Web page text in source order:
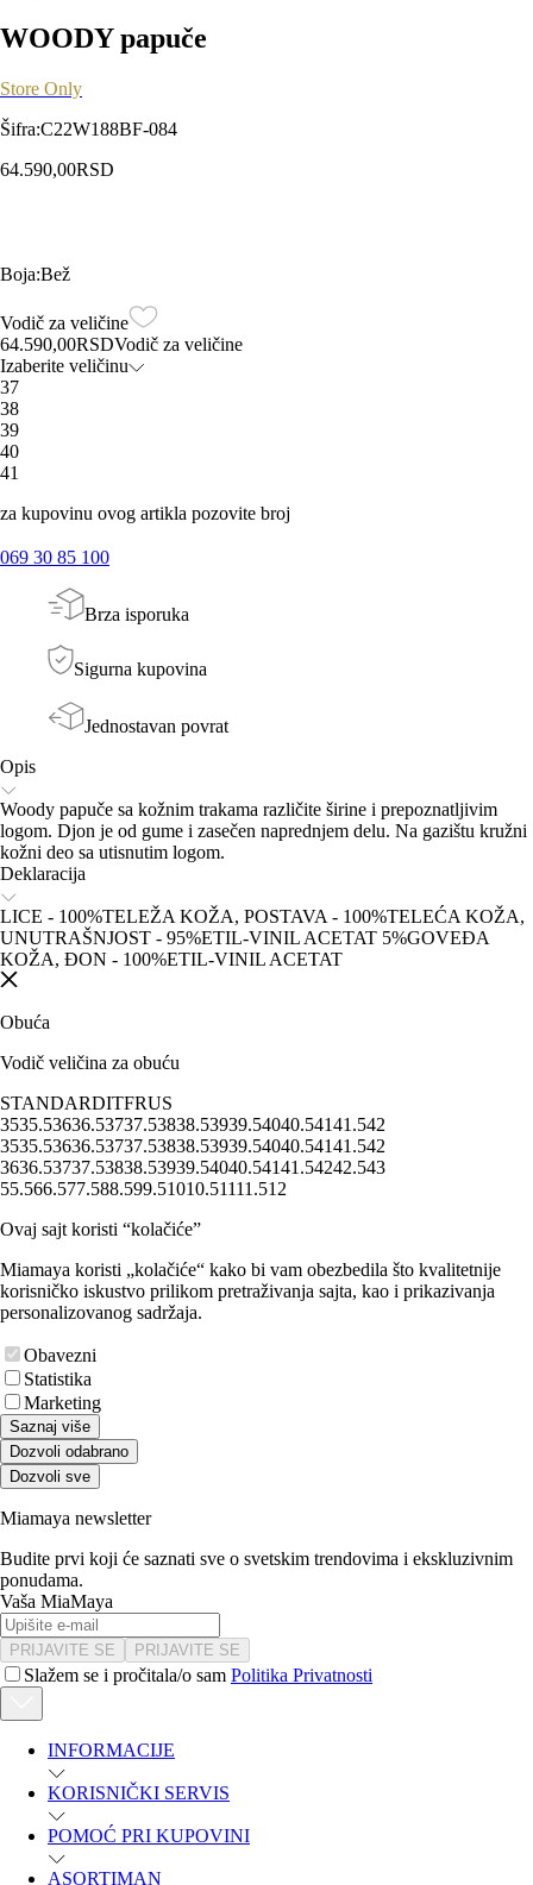
WOODY papuče
Store Only
Šifra:C22W188BF-084
64.590,00RSD
Boja:Bež
Vodič za veličine
64.590,00RSDVodič za veličine
Izaberite veličinu
37
38
39
40
41
za kupovinu ovog artikla pozovite broj
069 30 85 100
Brza isporuka
Sigurna kupovina
Jednostavan povrat
Opis
Woody papuče sa kožnim trakama različite širine i prepoznatljivim
logom. Djon je od gume i zasečen naprednjem delu. Na gazištu kružni
kožni deo sa utisnutim logom.
Deklaracija
LICE - 100%TELEŽA KOŽA, POSTAVA - 100%TELEĆA KOŽA,
UNUTRAŠNJOST - 95%ETIL-VINIL ACETAT 5%GOVEĐA
KOŽA, ĐON - 100%ETIL-VINIL ACETAT
Obuća
Vodič veličina za obuću
STANDARDITFRUS
3535.53636.53737.53838.53939.54040.54141.542
3535.53636.53737.53838.53939.54040.54141.542
3636.53737.53838.53939.54040.54141.54242.543
55.566.577.588.599.51010.51111.512
Ovaj sajt koristi “kolačiće”
Miamaya koristi „kolačiće“ kako bi vam obezbedila što kvalitetnije
korisničko iskustvo prilikom pretraživanja sajta, kao i prikazivanja
personalizovanog sadržaja.
Obavezni
Statistika
Marketing
Saznaj više
Dozvoli odabrano
Dozvoli sve
Miamaya newsletter
Budite prvi koji će saznati sve o svetskim trendovima i ekskluzivnim
ponudama.
Vaša MiaMaya
PRIJAVITE SE PRIJAVITE SE
Slažem se i pročitala/o sam Politika Privatnosti
INFORMACIJE
KORISNIČKI SERVIS
POMOĆ PRI KUPOVINI
ASORTIMAN